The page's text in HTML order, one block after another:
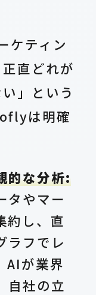
ケティン
直どれが
」という
は明確
的な分析:
タやマー
約し、直
ラフでレ
AIが業界
自社の立